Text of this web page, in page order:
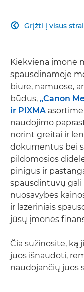
Grįžti į visus

Kiekviena įmonė
spausdinamoje
biure, namuose,
būdus, „Canon
ir PIXMA
naudojimo
norint greitai ir
dokumentus bei
pildomosios
pinigus ir
spausdintuvų
nuosavybės
ir lazeriniais
jūsų įmonės
Čia sužinosite, ką
juos išnaudoti,
naudojančių juos